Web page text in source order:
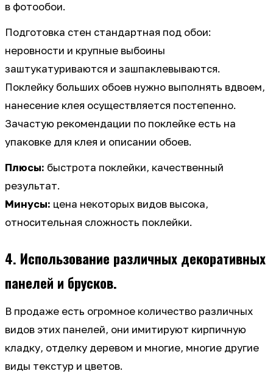
в фотообои.
Подготовка стен стандартная под обои:
неровности и крупные выбоины
заштукатуриваются и зашпаклевываются.
Поклейку больших обоев нужно выполнять вдвоем,
нанесение клея осуществляется постепенно.
Зачастую рекомендации по поклейке есть на
упаковке для клея и описании обоев.
Плюсы: быстрота поклейки, качественный
результат.
Минусы: цена некоторых видов высока,
относительная сложность поклейки.
4. Использование различных декоративных
панелей и брусков.
В продаже есть огромное количество различных
видов этих панелей, они имитируют кирпичную
кладку, отделку деревом и многие, многие другие
виды текстур и цветов.